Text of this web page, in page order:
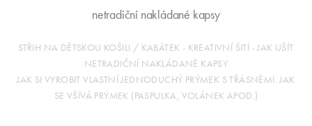
STŘIH NA DĚTSKOU KOŠILI / KABÁTEK - KREATIVNÍ ŠITÍ - JAK UŠÍT
NETRADIČNÍ NAKLÁDANÉ KAPSY
JAK SI VYROBIT VLASTNÍ JEDNODUCHÝ PRÝMEK S TŘÁSNĚMI. JAK
SE VŠÍVÁ PRÝMEK (PASPULKA, VOLÁNEK APOD.)